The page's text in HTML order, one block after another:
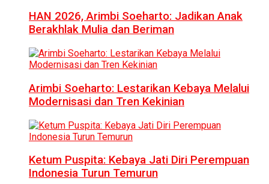
HAN 2026, Arimbi Soeharto: Jadikan Anak
Berakhlak Mulia dan Beriman
Arimbi Soeharto: Lestarikan Kebaya Melalui
Modernisasi dan Tren Kekinian
Ketum Puspita: Kebaya Jati Diri Perempuan
Indonesia Turun Temurun